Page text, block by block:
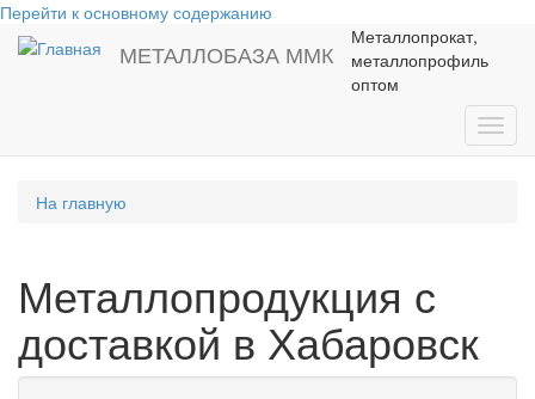
Перейти к основному содержанию
МЕТАЛЛОБАЗА ММК
Металлопрокат,
металлопрофиль
оптом
На главную
Металлопродукция с
доставкой в Хабаровск